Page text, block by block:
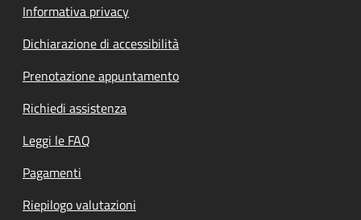
Informativa privacy
Dichiarazione di accessibilità
Prenotazione appuntamento
Richiedi assistenza
Leggi le FAQ
Pagamenti
Riepilogo valutazioni